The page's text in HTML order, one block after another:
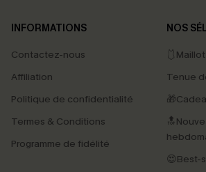
INFORMATIONS
Contactez-nous
Affiliation
Politique de confidentialité
Termes & Conditions
Programme de fidélité
NOS
Tenue
😍Best-
marketing (y compris du contenu généré par l'IA)
pouvons utiliser les données collectées sur notre
savoir si ceux-ci ont été ouverts, de mesurer votre
personnaliser nos contenus et nos offres, et de
produits susceptibles de vous intéresser,
. Vous pouvez vous désabonner à